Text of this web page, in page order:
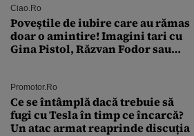
îmi salvez viața”
Ciao.ro
Poveştile de iubire care au rămas
doar o amintire! Imagini tari cu
Gina Pistol, Răzvan Fodor sau
Promotor.ro
Ce se întâmplă dacă trebuie să
fugi cu Tesla în timp ce încarcă?
Un atac armat reaprinde discuția